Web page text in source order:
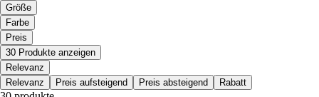
Größe
Farbe
Preis
30 Produkte anzeigen
Relevanz
Relevanz
Preis aufsteigend Preis absteigend Rabatt